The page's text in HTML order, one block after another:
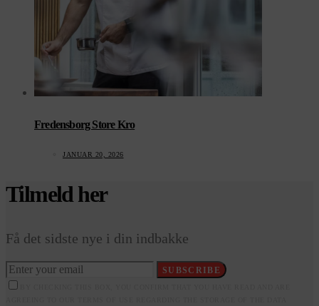
Fredensborg Store Kro
JANUAR 20, 2026
Tilmeld her
Få det sidste nye i din indbakke
SUBSCRIBE